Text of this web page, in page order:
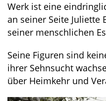
Werk ist eine
an seiner Seite Juliette
seiner menschlichen
Seine Figuren sind
ihrer Sehnsucht
über Heimkehr und